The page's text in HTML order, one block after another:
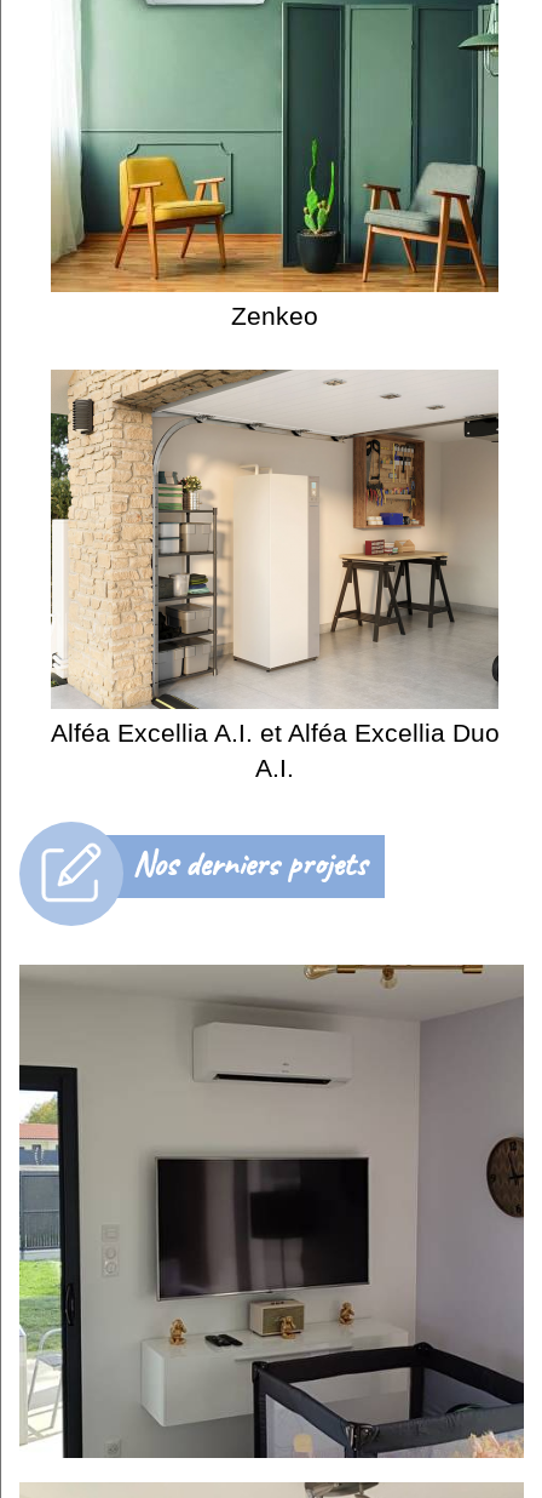
Zenkeo
Alféa Excellia A.I. et Alféa Excellia Duo
A.I.
Nos derniers projets